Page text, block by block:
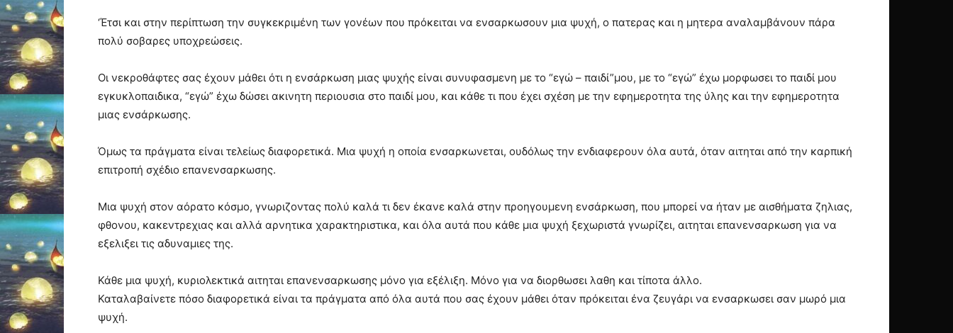
‘Έτσι και στην περίπτωση την συγκεκριμένη των γονέων που πρόκειται να ενσαρκωσουν μια ψυχή, ο πατερας και η μητερα αναλαμβάνουν πάρα
πολύ σοβαρες υποχρεώσεις.
Οι νεκροθάφτες σας έχουν μάθει ότι η ενσάρκωση μιας ψυχής είναι συνυφασμενη με το “εγώ – παιδί”μου, με το “εγώ” έχω μορφωσει το παιδί μου
εγκυκλοπαιδικα, “εγώ” έχω δώσει ακινητη περιουσια στο παιδί μου, και κάθε τι που έχει σχέση με την εφημεροτητα της ύλης και την εφημεροτητα
μιας ενσάρκωσης.
Όμως τα πράγματα είναι τελείως διαφορετικά. Μια ψυχή η οποία ενσαρκωνεται, ουδόλως την ενδιαφερουν όλα αυτά, όταν αιτηται από την καρπική
επιτροπή σχέδιο επανενσαρκωσης.
Μια ψυχή στον αόρατο κόσμο, γνωριζοντας πολύ καλά τι δεν έκανε καλά στην προηγουμενη ενσάρκωση, που μπορεί να ήταν με αισθήματα ζηλιας,
φθονου, κακεντρεχιας και αλλά αρνητικα χαρακτηριστικα, και όλα αυτά που κάθε μια ψυχή ξεχωριστά γνωρίζει, αιτηται επανενσαρκωση για να
εξελιξει τις αδυναμιες της.
Κάθε μια ψυχή, κυριολεκτικά αιτηται επανενσαρκωσης μόνο για εξέλιξη. Μόνο για να διορθωσει λαθη και τίποτα άλλο.
Καταλαβαίνετε πόσο διαφορετικά είναι τα πράγματα από όλα αυτά που σας έχουν μάθει όταν πρόκειται ένα ζευγάρι να ενσαρκωσει σαν μωρό μια
ψυχή.